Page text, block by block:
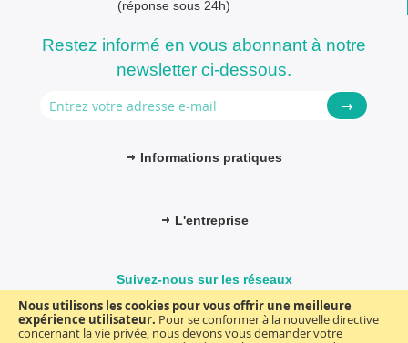
Nous utilisons les cookies pour vous offrir une meilleure
expérience utilisateur. Pour se conformer à la nouvelle directive
concernant la vie privée, nous devons vous demander votre
(réponse sous 24h)
Restez informé en vous abonnant à notre
newsletter ci-dessous.
→
Informations pratiques
L'entreprise
Suivez-nous sur les réseaux